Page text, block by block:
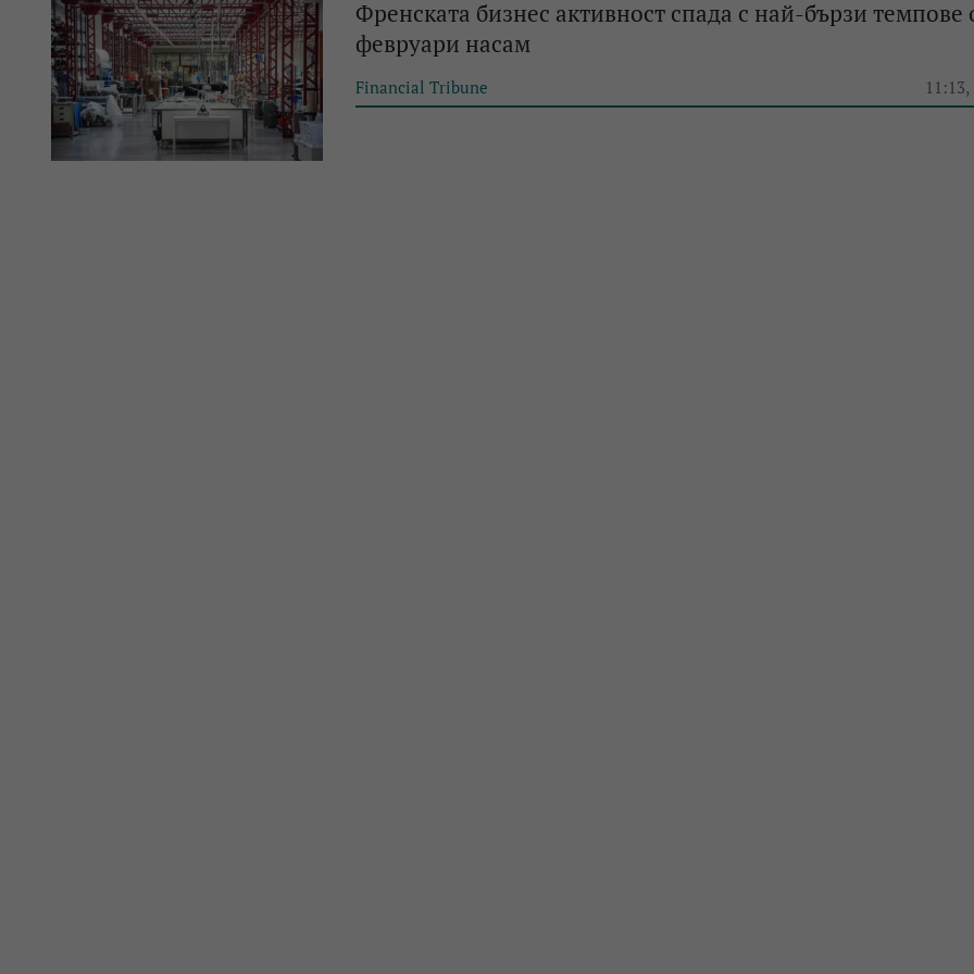
Френската бизнес активност спада с най-бързи темпове
февруари насам
Financial Tribune 11:13,